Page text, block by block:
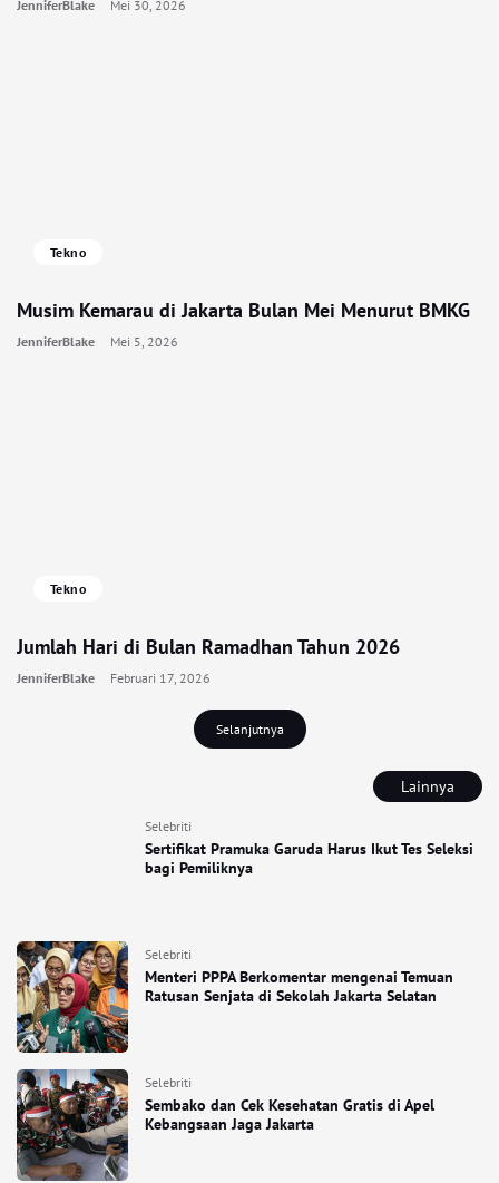
Lainnya
Selebriti
Sertifikat Pramuka Garuda Harus Ikut Tes Seleksi
bagi Pemiliknya
Selebriti
Menteri PPPA Berkomentar mengenai Temuan
Ratusan Senjata di Sekolah Jakarta Selatan
Selebriti
Sembako dan Cek Kesehatan Gratis di Apel
Kebangsaan Jaga Jakarta
JenniferBlake Mei 30, 2026
Tekno
Musim Kemarau di Jakarta Bulan Mei Menurut BMKG
JenniferBlake Mei 5, 2026
Tekno
Jumlah Hari di Bulan Ramadhan Tahun 2026
JenniferBlake Februari 17, 2026
Selanjutnya